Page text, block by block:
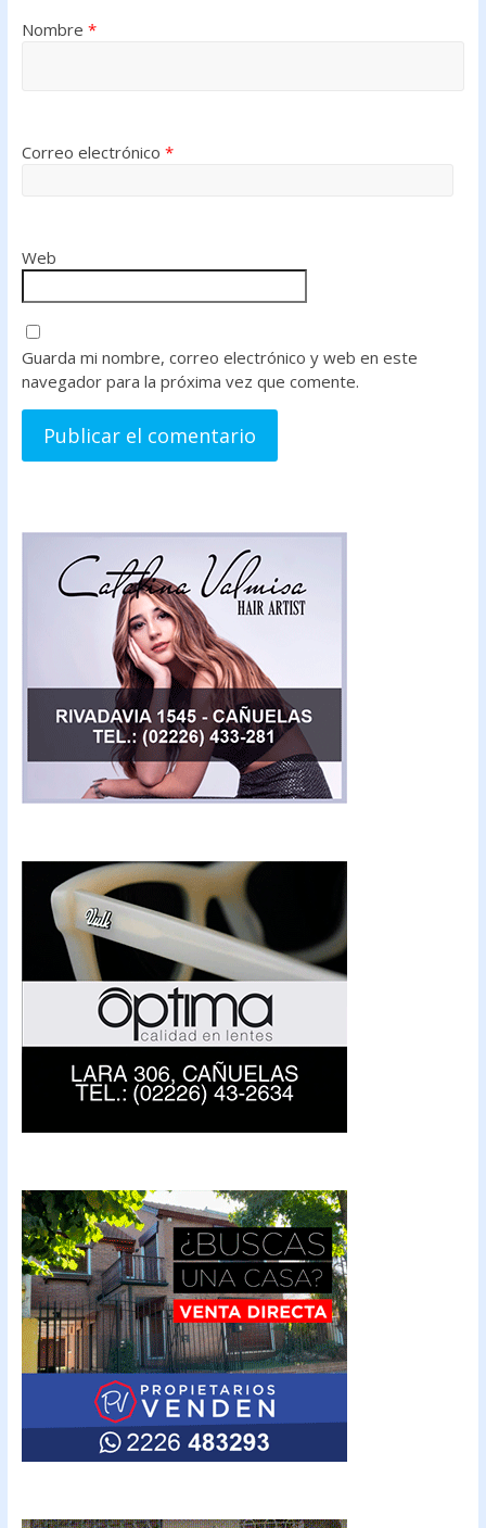
Nombre *
Correo electrónico *
Web
Guarda mi nombre, correo electrónico y web en este
navegador para la próxima vez que comente.